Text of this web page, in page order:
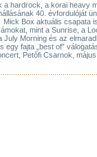
hardrock, a korai heavy
40. évfordulóját
Box aktuális csapata
mint a Sunrise, a
Morning és az
egy fajta „best of”
Petőfi Csarnok,